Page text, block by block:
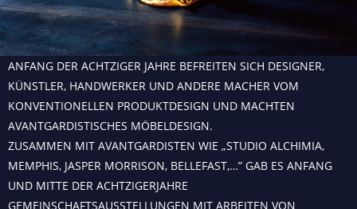
ANFANG DER ACHTZIGER JAHRE BEFREITEN SICH DESIGNER,
KÜNSTLER, HANDWERKER UND ANDERE MACHER VOM
KONVENTIONELLEN PRODUKTDESIGN UND MACHTEN
AVANTGARDISTISCHES MÖBELDESIGN.
ZUSAMMEN MIT AVANTGARDISTEN WIE „STUDIO ALCHIMIA,
MEMPHIS, JASPER MORRISON, BELLEFAST,…” GAB ES ANFANG
UND MITTE DER ACHTZIGERJAHRE
GEMEINSCHAFTSAUSSTELLUNGEN MIT ARBEITEN VON